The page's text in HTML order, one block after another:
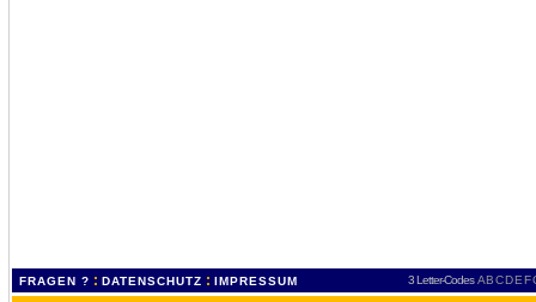
FRAGEN ? : DATENSCHUTZ : IMPRESSUM 3 Letter-Codes ABCDEF